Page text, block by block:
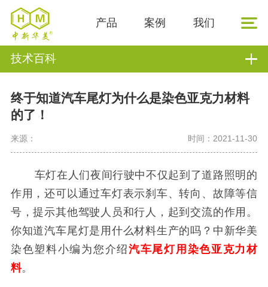
产品 案例 我们
技术百科
终于知道汽车尾灯为什么是染色亚克力材料
的了！
来源： 时间：2021-11-30
车灯在人们夜间行驶中不仅起到了道路照明的
作用，还可以通过车灯表示刹车、转向、故障等信
号，提示其他驾驶人员和行人，起到交流的作用。
你知道汽车尾灯是用什么材料生产的吗？中新华美
染色塑料小编为您介绍汽车尾灯用染色亚克力材
料。